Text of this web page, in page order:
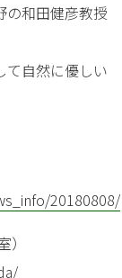
和田健彦教授
て自然に優しい
20180808/